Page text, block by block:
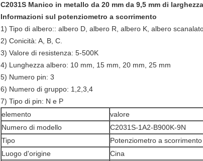
C2031S Manico in metallo da 20 mm da 9,5 mm di
Informazioni sul potenziometro a scorrimento
1) Tipo di albero:: albero D, albero R, albero K, albero
2) Conicità: A, B, C.
3) Valore di resistenza: 5-500K
4) Lunghezza albero: 10 mm, 15 mm, 20 mm, 25 mm
5) Numero pin: 3
6) Numero di gruppo: 1,2,3,4
7) Tipo di pin: N e P
elemento
valore
Numero di modello
C2031S-1A2-B900K-9N
Tipo
Potenziometro a scorrimento
Luogo d'origine
Cina